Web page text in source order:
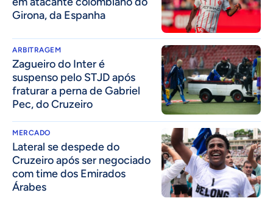
Girona, da Espanha
ARBITRAGEM
Zagueiro do Inter é
suspenso pelo STJD após
fraturar a perna de Gabriel
Pec, do Cruzeiro
MERCADO
Lateral se despede do
Cruzeiro após ser negociado
com time dos Emirados
Árabes